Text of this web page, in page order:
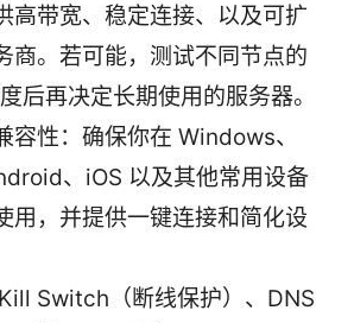
高带宽、稳定连接、以及可扩
商。若可能，测试不同节点的
后再决定长期使用的服务器。
容性：确保你在 Windows、
、iOS 以及其他常用设备
用，并提供一键连接和简化设
Switch（断线保护）、DNS